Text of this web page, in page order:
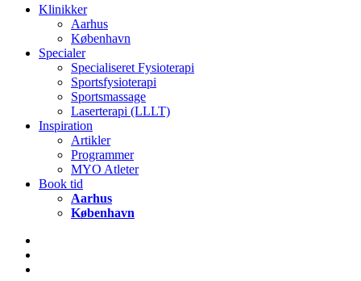
Close
Klinikker
Aarhus
København
Specialer
Specialiseret Fysioterapi
Sportsfysioterapi
Sportsmassage
Laserterapi (LLLT)
Inspiration
Artikler
Programmer
MYO Atleter
Book tid
Aarhus
København